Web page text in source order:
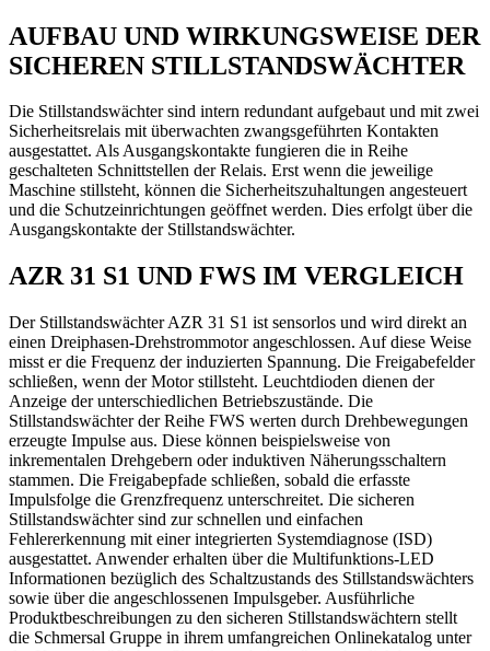
AUFBAU UND WIRKUNGSWEISE DER
SICHEREN STILLSTANDSWÄCHTER
Die Stillstandswächter sind intern redundant aufgebaut und mit zwei
Sicherheitsrelais mit überwachten zwangsgeführten Kontakten
ausgestattet. Als Ausgangskontakte fungieren die in Reihe
geschalteten Schnittstellen der Relais. Erst wenn die jeweilige
Maschine stillsteht, können die Sicherheitszuhaltungen angesteuert
und die Schutzeinrichtungen geöffnet werden. Dies erfolgt über die
Ausgangskontakte der Stillstandswächter.
AZR 31 S1 UND FWS IM VERGLEICH
Der Stillstandswächter AZR 31 S1 ist sensorlos und wird direkt an
einen Dreiphasen-Drehstrommotor angeschlossen. Auf diese Weise
misst er die Frequenz der induzierten Spannung. Die Freigabefelder
schließen, wenn der Motor stillsteht. Leuchtdioden dienen der
Anzeige der unterschiedlichen Betriebszustände. Die
Stillstandswächter der Reihe FWS werten durch Drehbewegungen
erzeugte Impulse aus. Diese können beispielsweise von
inkrementalen Drehgebern oder induktiven Näherungsschaltern
stammen. Die Freigabepfade schließen, sobald die erfasste
Impulsfolge die Grenzfrequenz unterschreitet. Die sicheren
Stillstandswächter sind zur schnellen und einfachen
Fehlererkennung mit einer integrierten Systemdiagnose (ISD)
ausgestattet. Anwender erhalten über die Multifunktions-LED
Informationen bezüglich des Schaltzustands des Stillstandswächters
sowie über die angeschlossenen Impulsgeber. Ausführliche
Produktbeschreibungen zu den sicheren Stillstandswächtern stellt
die Schmersal Gruppe in ihrem umfangreichen Onlinekatalog unter